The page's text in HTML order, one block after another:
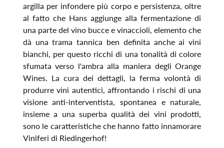
argilla per infondere più corpo e persistenza, oltre
al fatto che Hans aggiunge alla fermentazione di
una parte del vino bucce e vinaccioli, elemento che
dà una trama tannica ben definita anche ai vini
bianchi, per questo ricchi di una tonalità di colore
sfumata verso l'ambra alla maniera degli Orange
Wines. La cura dei dettagli, la ferma volontà di
produrre vini autentici, affrontando i rischi di una
visione anti-interventista, spontanea e naturale,
insieme a una superba qualità dei vini prodotti,
sono le caratteristiche che hanno fatto innamorare
Viniferi di Riedingerhof!